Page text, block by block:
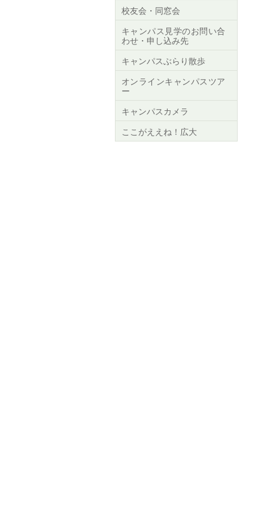
校友会・同窓会
キャンパス見学のお問い合
わせ・申し込み先
キャンパスぶらり散歩
オンラインキャンパスツア
ー
キャンパスカメラ
ここがええね！広大